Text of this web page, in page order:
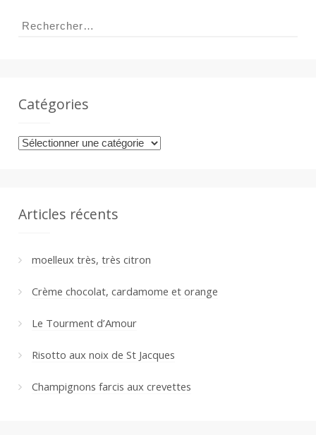
Rechercher :
Catégories
Catégories
Articles récents
moelleux très, très citron
Crème chocolat, cardamome et orange
Le Tourment d’Amour
Risotto aux noix de St Jacques
Champignons farcis aux crevettes